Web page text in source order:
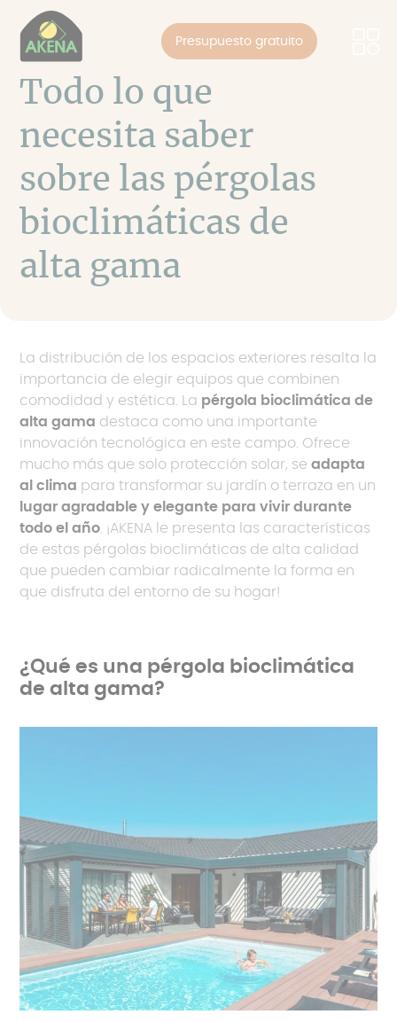
contenido
Presupuesto gratuito
Todo lo que
necesita saber
sobre las pérgolas
bioclimáticas de
alta gama
La distribución de los espacios exteriores resalta la
importancia de elegir equipos que combinen
comodidad y estética. La pérgola bioclimática de
alta gama destaca como una importante
innovación tecnológica en este campo. Ofrece
mucho más que solo protección solar, seadapta
al clima para transformar su jardín o terraza en un
lugar agradable y elegante para vivir durante
todo el año. ¡AKENA le presenta las características
de estas pérgolas bioclimáticas de alta calidad
que pueden cambiar radicalmente la forma en
que disfruta del entorno de su hogar!
¿Qué es una pérgola bioclimática
de alta gama?